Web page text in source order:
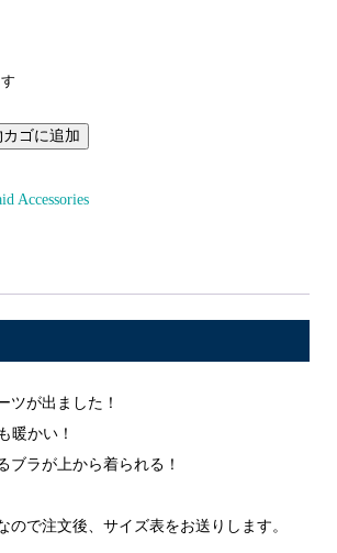
ゴに追加
Accessories
ツが出ました！
暖かい！
ブラが上から着られる！
で注文後、サイズ表をお送りします。